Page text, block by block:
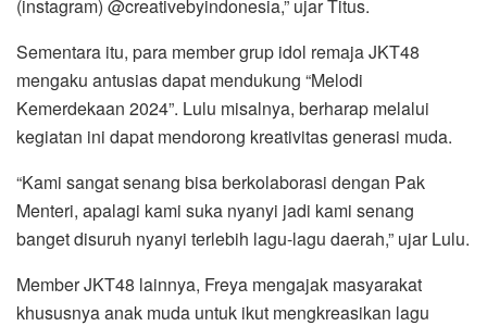
(instagram) @creativebyindonesia,” ujar Titus.
Sementara itu, para member grup idol remaja JKT48
mengaku antusias dapat mendukung “Melodi
Kemerdekaan 2024”. Lulu misalnya, berharap melalui
kegiatan ini dapat mendorong kreativitas generasi muda.
“Kami sangat senang bisa berkolaborasi dengan Pak
Menteri, apalagi kami suka nyanyi jadi kami senang
banget disuruh nyanyi terlebih lagu-lagu daerah,” ujar Lulu.
Member JKT48 lainnya, Freya mengajak masyarakat
khususnya anak muda untuk ikut mengkreasikan lagu